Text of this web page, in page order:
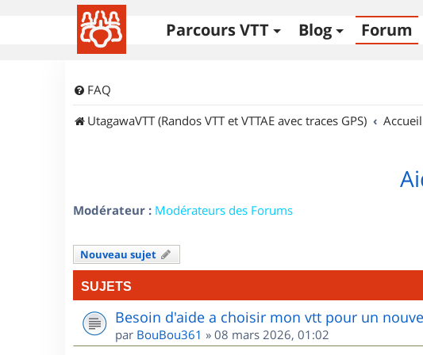
Parcours VTT Blog Forum
FAQ
UtagawaVTT (Randos VTT et VTTAE avec traces GPS)
Modérateur : Modérateurs des Forums
Nouveau sujet
SUJETS
Besoin d'aide a choisir mon vtt pour un
par BouBou361 » 08 mars 2026, 01:02